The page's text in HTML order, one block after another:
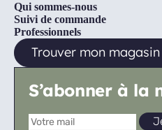
Qui sommes-nous
Suivi de commande
Professionnels
Trouver mon magasin
S’abonner à la